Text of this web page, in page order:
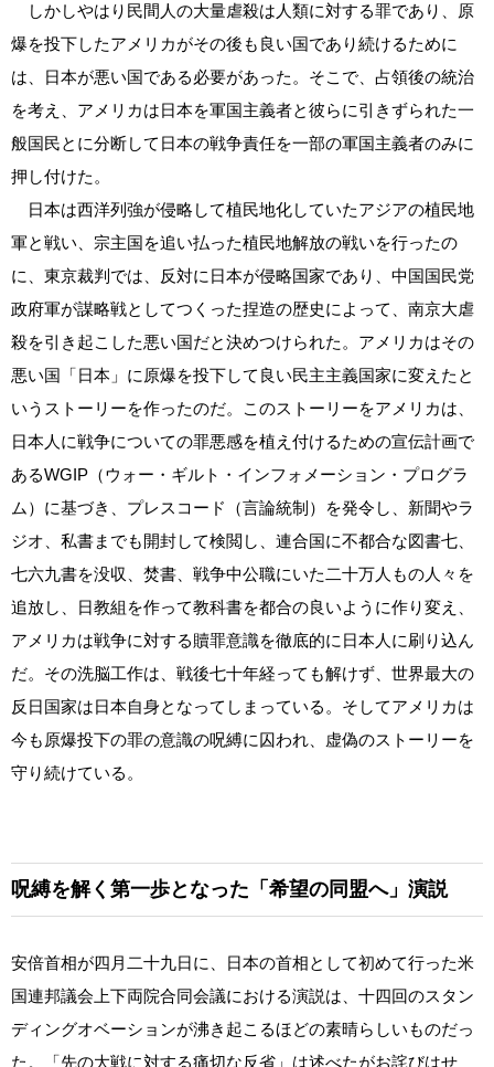
しかしやはり民間人の大量虐殺は人類に対する罪であり、原
爆を投下したアメリカがその後も良い国であり続けるために
は、日本が悪い国である必要があった。そこで、占領後の統治
を考え、アメリカは日本を軍国主義者と彼らに引きずられた一
般国民とに分断して日本の戦争責任を一部の軍国主義者のみに
押し付けた。
日本は西洋列強が侵略して植民地化していたアジアの植民地
軍と戦い、宗主国を追い払った植民地解放の戦いを行ったの
に、東京裁判では、反対に日本が侵略国家であり、中国国民党
政府軍が謀略戦としてつくった捏造の歴史によって、南京大虐
殺を引き起こした悪い国だと決めつけられた。アメリカはその
悪い国「日本」に原爆を投下して良い民主主義国家に変えたと
いうストーリーを作ったのだ。このストーリーをアメリカは、
日本人に戦争についての罪悪感を植え付けるための宣伝計画で
あるWGIP（ウォー・ギルト・インフォメーション・プログラ
ム）に基づき、プレスコード（言論統制）を発令し、新聞やラ
ジオ、私書までも開封して検閲し、連合国に不都合な図書七、
七六九書を没収、焚書、戦争中公職にいた二十万人もの人々を
追放し、日教組を作って教科書を都合の良いように作り変え、
アメリカは戦争に対する贖罪意識を徹底的に日本人に刷り込ん
だ。その洗脳工作は、戦後七十年経っても解けず、世界最大の
反日国家は日本自身となってしまっている。そしてアメリカは
今も原爆投下の罪の意識の呪縛に囚われ、虚偽のストーリーを
守り続けている。
呪縛を解く第一歩となった「希望の同盟へ」演説
安倍首相が四月二十九日に、日本の首相として初めて行った米
国連邦議会上下両院合同会議における演説は、十四回のスタン
ディングオベーションが沸き起こるほどの素晴らしいものだっ
た。「先の大戦に対する痛切な反省」は述べたがお詫びはせ